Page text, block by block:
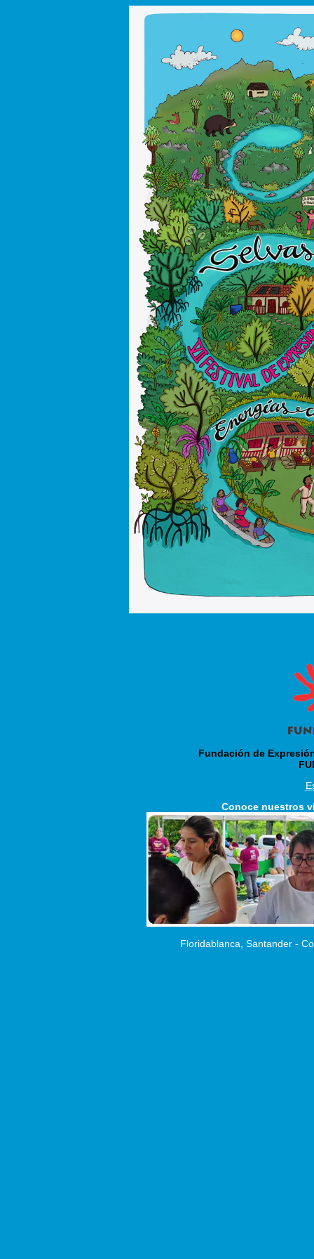
Fundación de
Conoce nuestros
Floridablanca, Santander -